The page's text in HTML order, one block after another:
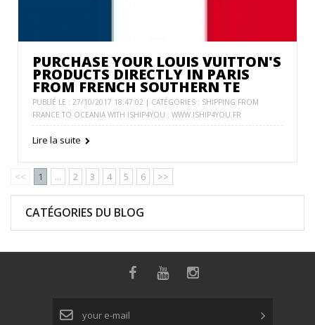
PURCHASE YOUR LOUIS VUITTON'S
PRODUCTS DIRECTLY IN PARIS
FROM FRENCH SOUTHERN TE
PUBLIÉ LE : 27/10/2017 18:47:02 | CATÉGORIES : SHIPPING FROM
FRANCE TO OCEANIA WITH ISHIP4YOU : WWW.ISHIP4YOU.FR
Lire la suite
<< 1 ... 2 3 4 5 6 >>
CATÉGORIES DU BLOG